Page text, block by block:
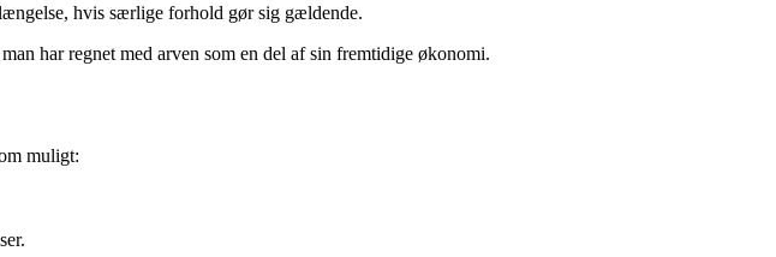
hvis særlige forhold gør sig gældende.
har regnet med arven som en del af sin fremtidige økonomi.
muligt: